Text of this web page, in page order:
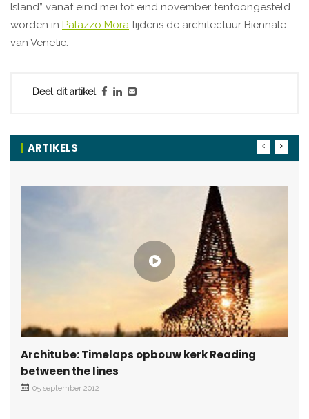
Island” vanaf eind mei tot eind november tentoongesteld
worden in Palazzo Mora tijdens de architectuur Biënnale
van Venetië.
Deel dit artikel
ARTIKELS
Architube: Timelaps opbouw kerk Reading
between the lines
05 september 2012